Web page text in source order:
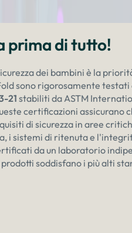
prima di tutto!
dei bambini è la
sono rigorosamente
21stabiliti da ASTM
certificazioni assicurano
di sicurezza in aree
i sistemi di ritenuta e
da un laboratorio
soddisfano i più alti